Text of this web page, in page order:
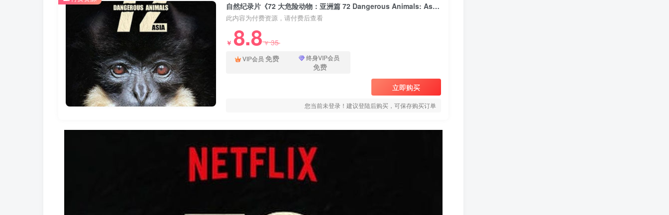
自然纪录片《72 大危险动物：亚洲篇 72 Dangerous Animals: Asia》下载
此内容为付费资源，请付费后查看
￥ 8.8￥35
VIP会员 免费 终身VIP会员
免费
立即购买
您当前未登录！建议登陆后购买，可保存购买订单